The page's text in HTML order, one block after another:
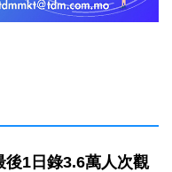
後1日錄3.6萬人次觀